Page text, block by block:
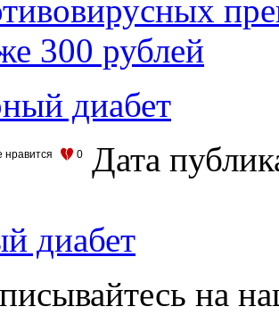
300 рублей
диабет
нравится 0
Дата
диабет
на